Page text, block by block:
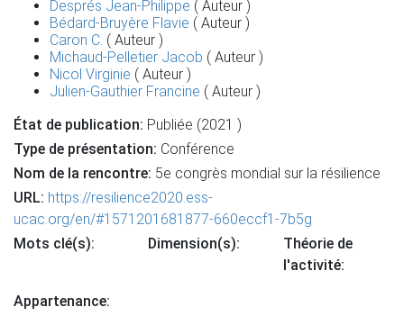
Després Jean-Philippe ( Auteur )
Bédard-Bruyère Flavie ( Auteur )
Caron C. ( Auteur )
Michaud-Pelletier Jacob ( Auteur )
Nicol Virginie ( Auteur )
Julien-Gauthier Francine ( Auteur )
État de publication: Publiée (2021 )
Type de présentation: Conférence
Nom de la rencontre: 5e congrès mondial sur la résilience
URL: https://resilience2020.ess-
ucac.org/en/#1571201681877-660eccf1-7b5g
Mots clé(s):
Dimension(s):
Théorie de
l'activité:
Appartenance: